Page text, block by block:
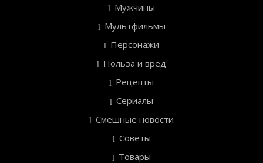
Мужчины
Мультфильмы
Персонажи
Польза и вред
Рецепты
Сериалы
Смешные новости
Советы
Товары